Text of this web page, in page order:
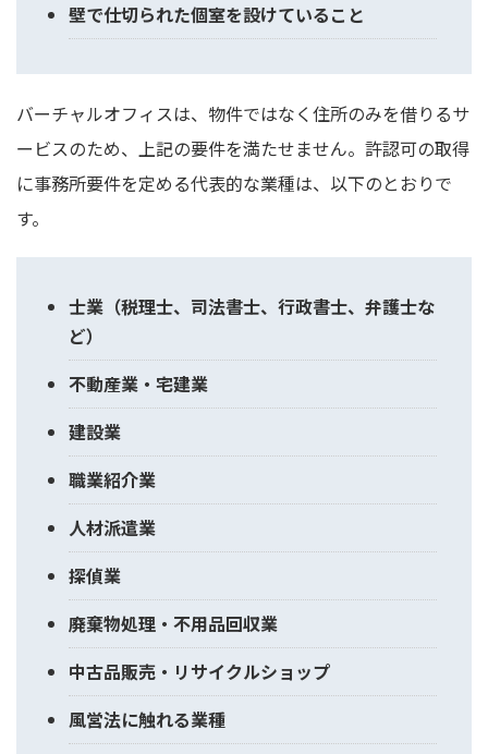
壁で仕切られた個室を設けていること
バーチャルオフィスは、物件ではなく住所のみを借りるサ
ービスのため、上記の要件を満たせません。許認可の取得
に事務所要件を定める代表的な業種は、以下のとおりで
す。
士業（税理士、司法書士、行政書士、弁護士な
ど）
不動産業・宅建業
建設業
職業紹介業
人材派遣業
探偵業
廃棄物処理・不用品回収業
中古品販売・リサイクルショップ
風営法に触れる業種